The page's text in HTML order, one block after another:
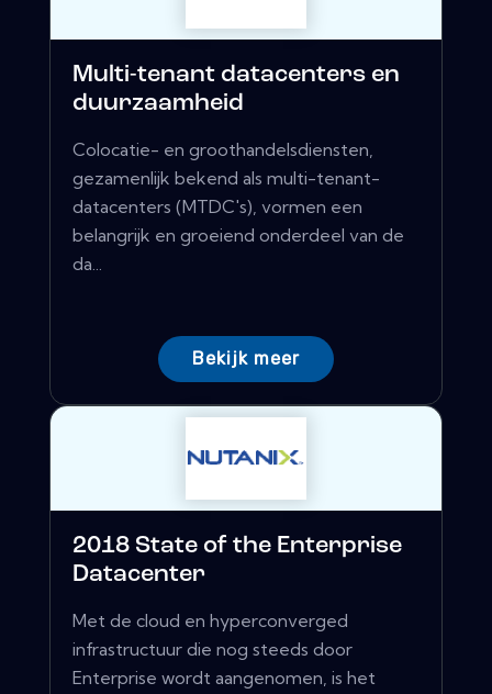
Multi-tenant datacenters en
duurzaamheid
Colocatie- en groothandelsdiensten,
gezamenlijk bekend als multi-tenant-
datacenters (MTDC's), vormen een
belangrijk en groeiend onderdeel van de
da...
Bekijk meer
2018 State of the Enterprise
Datacenter
Met de cloud en hyperconverged
infrastructuur die nog steeds door
Enterprise wordt aangenomen, is het